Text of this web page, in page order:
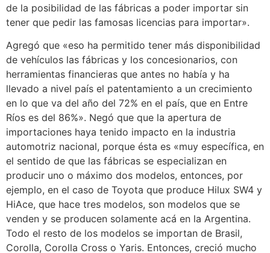
de la posibilidad de las fábricas a poder importar sin
tener que pedir las famosas licencias para importar».
Agregó que «eso ha permitido tener más disponibilidad
de vehículos las fábricas y los concesionarios, con
herramientas financieras que antes no había y ha
llevado a nivel país el patentamiento a un crecimiento
en lo que va del año del 72% en el país, que en Entre
Ríos es del 86%». Negó que que la apertura de
importaciones haya tenido impacto en la industria
automotriz nacional, porque ésta es «muy específica, en
el sentido de que las fábricas se especializan en
producir uno o máximo dos modelos, entonces, por
ejemplo, en el caso de Toyota que produce Hilux SW4 y
HiAce, que hace tres modelos, son modelos que se
venden y se producen solamente acá en la Argentina.
Todo el resto de los modelos se importan de Brasil,
Corolla, Corolla Cross o Yaris. Entonces, creció mucho